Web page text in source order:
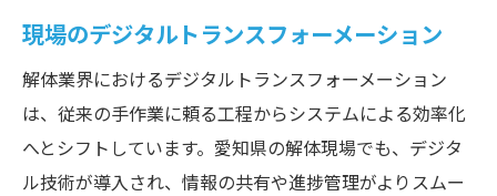
技術革新がもたらす新しい解体の形
愛知県における未来型解体工事の現状と展望
未来志向の解体技術の現状分析
先進技術がもたらす業界変革
現場のデジタルトランスフォーメーション
解体業界におけるデジタルトランスフォーメーション
は、従来の手作業に頼る工程からシステムによる効率化
へとシフトしています。愛知県の解体現場でも、デジタ
ル技術が導入され、情報の共有や進捗管理がよりスムー